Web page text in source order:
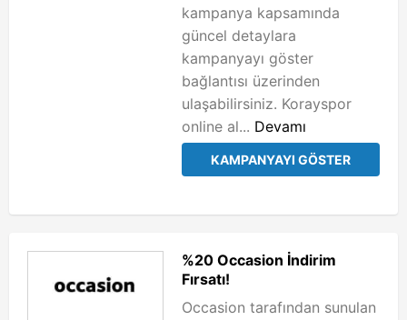
kampanya kapsamında
güncel detaylara
kampanyayı göster
bağlantısı üzerinden
ulaşabilirsiniz. Korayspor
online al... Devamı
KAMPANYAYI GÖSTER
%20 Occasion İndirim
Fırsatı!
Occasion tarafından sunulan